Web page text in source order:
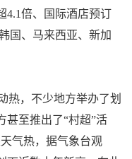
4.1倍、国际酒店预订
国、马来西亚、新加
热，不少地方举办了划
甚至推出了“村超”活
气热，据气象台观